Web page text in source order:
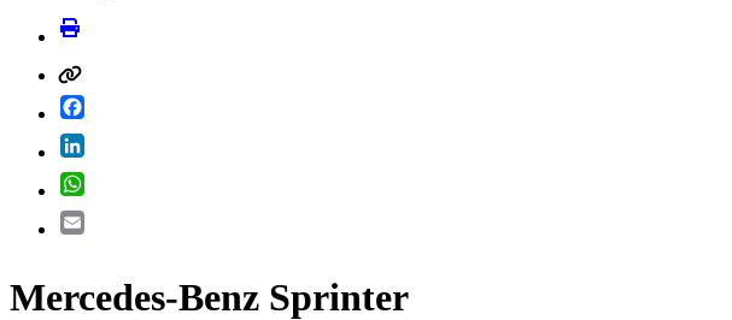
Mercedes-Benz Sprinter